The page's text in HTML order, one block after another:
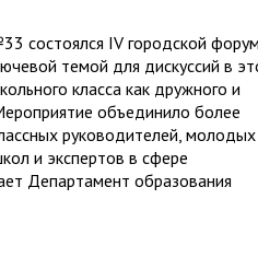
состоялся IV городской
темой для дискуссий в
класса как дружного и
объединило более
руководителей, молодых
и экспертов в сфере
Департамент образования